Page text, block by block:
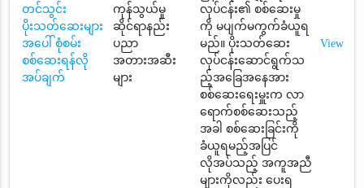
တင်သွင်း
ပိုးသတ်ဆေးများ
အပေါ် စုံစမ်း
စစ်ဆေးရန်လို
အပ်ချက်
ကုန်သွယ်မှု
ဆိုင်ရာနည်း
ပညာ
အတားအဆီး
များ
လုပ်ငန်း၏ စစ်ဆေးမှု
ကို မပျက်မကွက်ခံယူရ
မည်။ ပိုးသတ်ဆေး
လုပ်ငန်းဆောင်ရွက်သ
ည့်အခြေအနေအား
စစ်ဆေးရေးမှူးက လာ
ရောက်စစ်ဆေးသည့်
အခါ စစ်ဆေးခြင်းကို
ခံယူရမည့်အပြင်
လိုအပ်သည့် အကူအညီ
များကိုလည်း ပေးရ
View